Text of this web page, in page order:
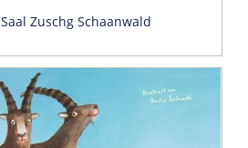
Saal Zuschg Schaanwald